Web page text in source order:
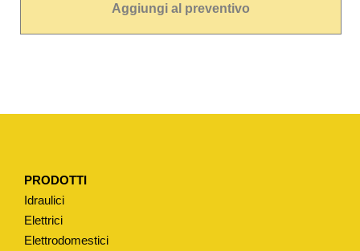
Aggiungi al preventivo
PRODOTTI
Idraulici
Elettrici
Elettrodomestici